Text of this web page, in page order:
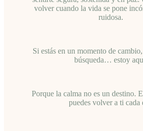
volver cuando la vida se pone
ruidosa.
Si estás en un momento de
búsqueda… estoy
Porque la calma no es un destino.
puedes volver a ti cada